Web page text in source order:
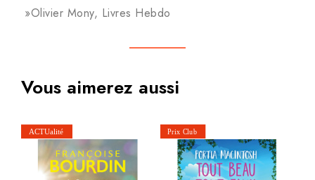
»Olivier Mony, Livres Hebdo
Vous aimerez aussi